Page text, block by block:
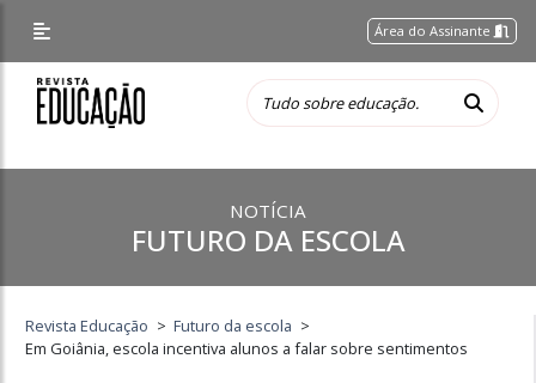
Área do Assinante
NOTÍCIA
FUTURO DA ESCOLA
Revista Educação > Futuro da escola >
Em Goiânia, escola incentiva alunos a falar sobre sentimentos